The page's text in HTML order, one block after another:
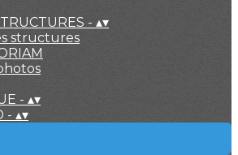
- ▴▾
structures
- ▴▾
- ▴▾